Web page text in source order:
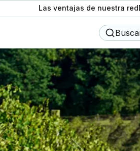
Las ventajas de nuestra red